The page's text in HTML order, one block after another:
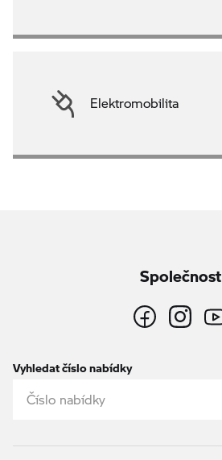
Elektromobilita
Společnost
Vyhledat číslo nabídky